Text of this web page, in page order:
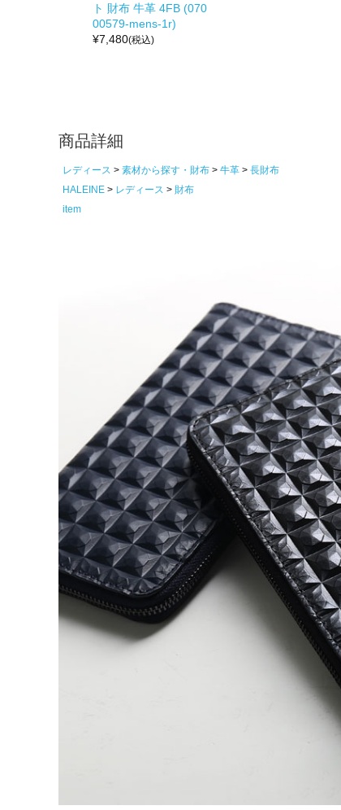
ト 財布 牛革 4FB (070
00579-mens-1r)
¥7,480(税込)
商品詳細
レディース 素材から探す・財布 牛革
長財布
HALEINE
レディース
財布
item